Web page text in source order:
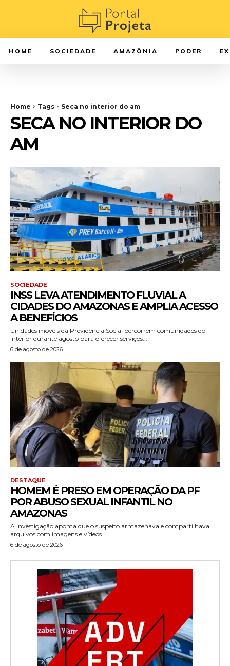
HOME SOCIEDADE AMAZÔNIA PODER
Home Tags Seca no interior do am
SECA NO INTERIOR DO
AM
SOCIEDADE
INSS LEVA ATENDIMENTO FLUVIAL A
CIDADES DO AMAZONAS E AMPLIA ACESSO
A BENEFÍCIOS
Unidades móveis da Previdência Social percorrem comunidades do
interior durante agosto para oferecer serviços...
6 de agosto de 2026
DESTAQUE
HOMEM É PRESO EM OPERAÇÃO DA PF
POR ABUSO SEXUAL INFANTIL NO
AMAZONAS
A investigação aponta que o suspeito armazenava e compartilhava
arquivos com imagens e vídeos...
6 de agosto de 2026